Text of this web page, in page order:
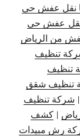
نقل عفش حي
عفش حي
من الرياض
تنظيف
تنظيف
تنظيف شقق
| شركة تنظيف
| كشف
رش مبيدات